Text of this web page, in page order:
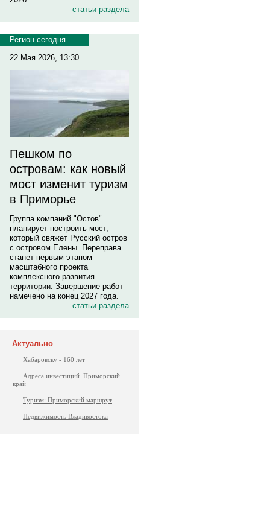
статьи раздела
Регион сегодня
22 Мая 2026, 13:30
Пешком по
островам: как новый
мост изменит туризм
в Приморье
Группа компаний "Остов"
планирует построить мост,
который свяжет Русский остров
с островом Елены. Переправа
станет первым этапом
масштабного проекта
комплексного развития
территории. Завершение работ
намечено на конец 2027 года.
статьи раздела
Актуально
Хабаровску - 160 лет
Адреса инвестиций. Приморский
край
Туризм: Приморский маршрут
Недвижимость Владивостока